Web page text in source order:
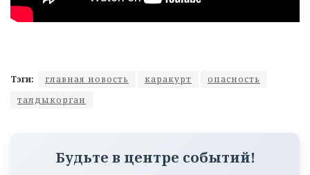
Тэги: главная новость каракурт
опасность
талдыкорган
Будьте в центре событий!